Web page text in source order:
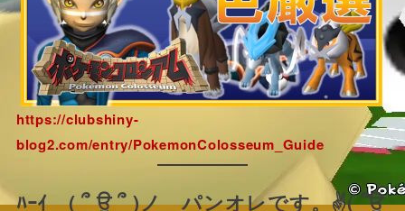
https://clubshiny-
blog2.com/entry/PokemonColosseum_Guide
ﾊｰｲ ( ՞ ਊ ՞ )ノ パンオレです。✌( ՞ਊ